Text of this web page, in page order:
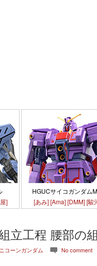
]
HGUCサイコガンダム
[あみ] [Ama] [DMM] [駿
立工程 腰部の
コーンガンダム c No comment